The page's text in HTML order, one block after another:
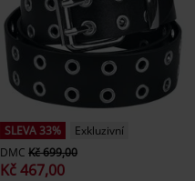
SLEVA 33%
Exkluzivní
DMC Kč 699,00
Kč 467,00